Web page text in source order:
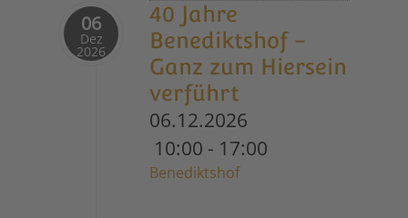
06
Dez
2026
40 Jahre
Benediktshof -
Ganz zum Hiersein
verführt
06.12.2026
10:00 - 17:00
Benediktshof